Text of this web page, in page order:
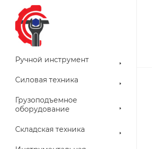
Ручной инструмент
Силовая техника
Грузоподъемное
оборудование
Складская техника